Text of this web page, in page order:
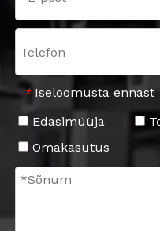
* Iseloomusta ennast
Edasimüüja
Omakasutus